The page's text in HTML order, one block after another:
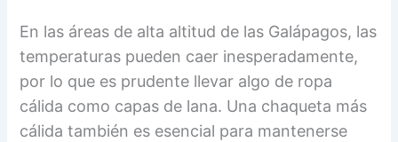
En las áreas de alta altitud de las Galápagos, las
temperaturas pueden caer inesperadamente,
por lo que es prudente llevar algo de ropa
cálida como capas de lana. Una chaqueta más
cálida también es esencial para mantenerse